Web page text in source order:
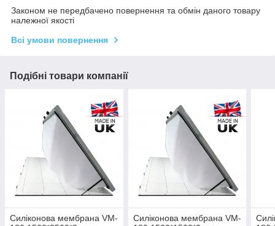
Законом не передбачено повернення та обмін даного товару
належної якості
Всі умови повернення
Подібні товари компанії
Силіконова мембрана VM-
Силіконова мембрана VM-